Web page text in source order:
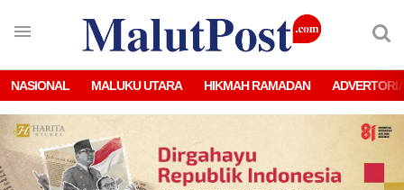
NASIONAL MALUKU UTARA HIKMAH RAMADAN